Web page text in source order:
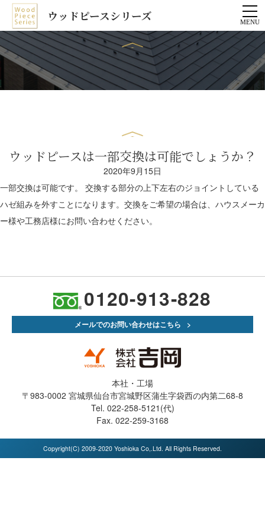
ウッドピースシリーズ
ウッドピースは一部交換は可能でしょうか？
2020年9月15日
一部交換は可能です。 交換する部分の上下左右のジョイントしている
ハゼ組みを外すことになります。交換をご希望の場合は、ハウスメーカ
ー様や工務店様にお問い合わせください。
0120-913-828
メールでのお問い合わせはこちら
本社・工場
〒983-0002 宮城県仙台市宮城野区蒲生字袋西の内第二68-8
Tel. 022-258-5121(代)
Fax. 022-259-3168
Copyright(C) 2009-2020 Yoshioka Co,.Ltd. All Rights Reserved.